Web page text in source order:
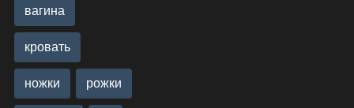
вагина
кровать
ножки рожки